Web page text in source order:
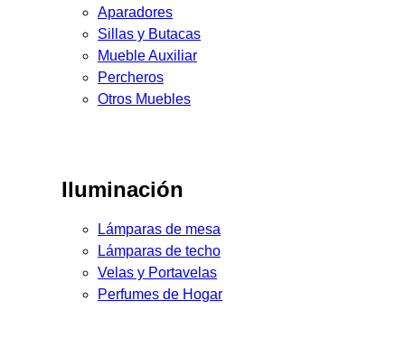
Aparadores
Sillas y Butacas
Mueble Auxiliar
Percheros
Otros Muebles
Iluminación
Lámparas de mesa
Lámparas de techo
Velas y Portavelas
Perfumes de Hogar